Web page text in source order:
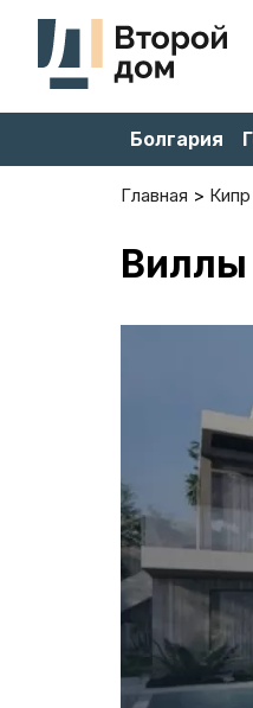
Болгария
Главная Кипр
Виллы